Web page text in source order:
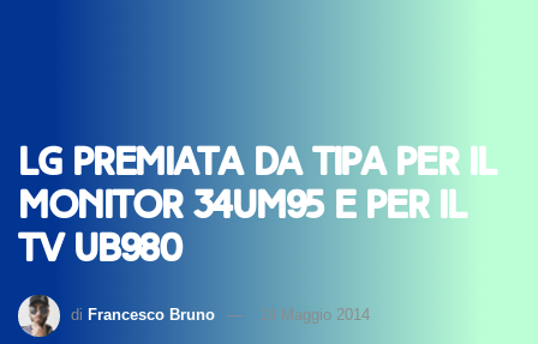
LG premiata da TIPA per il
monitor 34UM95 e per il
TV UB980
di Francesco Bruno 19 Maggio 2014